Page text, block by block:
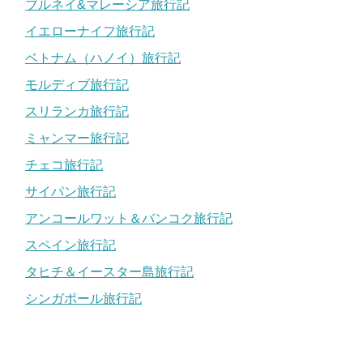
ブルネイ&マレーシア旅行記
イエローナイフ旅行記
ベトナム（ハノイ）旅行記
モルディブ旅行記
スリランカ旅行記
ミャンマー旅行記
チェコ旅行記
サイパン旅行記
アンコールワット＆バンコク旅行記
スペイン旅行記
タヒチ＆イースター島旅行記
シンガポール旅行記